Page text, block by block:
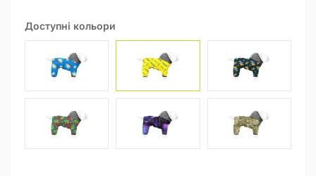
Доступні кольори